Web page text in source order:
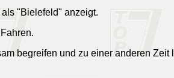
"Bielefeld" anzeigt.
begreifen und zu einer anderen Zeit